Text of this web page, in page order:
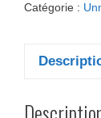
Catégorie :